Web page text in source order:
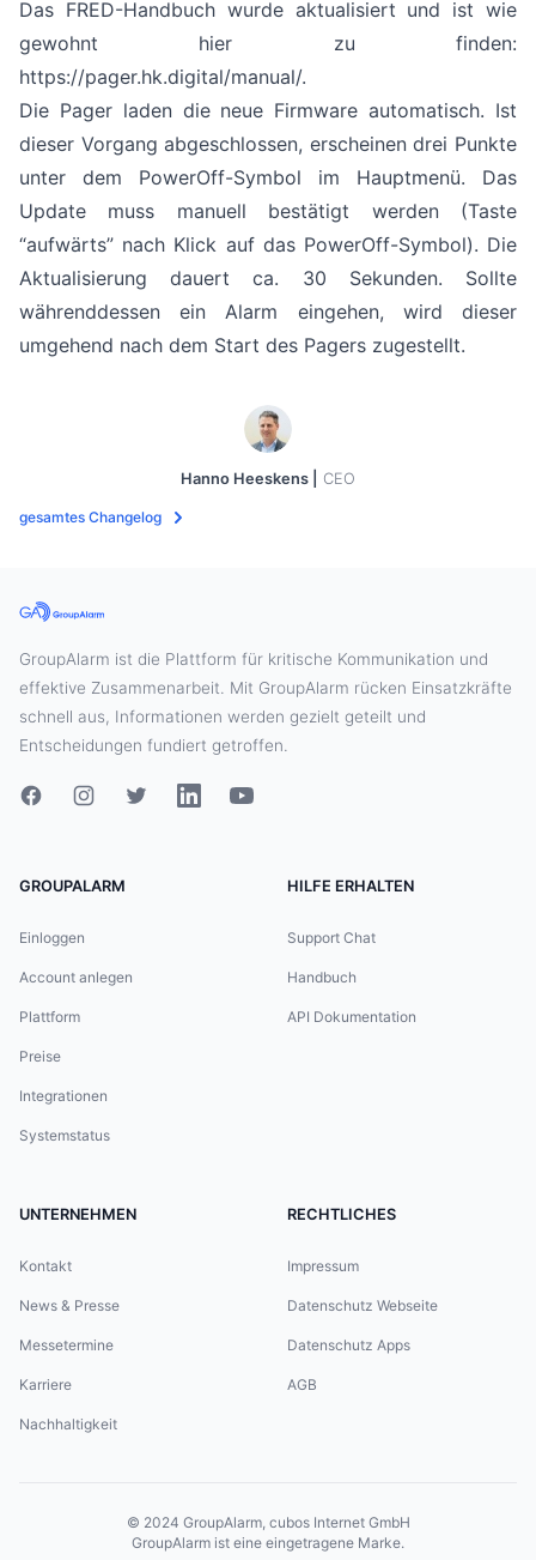
Das FRED-Handbuch wurde aktualisiert und ist wie
gewohnt hier zu finden:
https://pager.hk.digital/manual/.
Die Pager laden die neue Firmware automatisch. Ist
dieser Vorgang abgeschlossen, erscheinen drei Punkte
unter dem PowerOff-Symbol im Hauptmenü. Das
Update muss manuell bestätigt werden (Taste
“aufwärts” nach Klick auf das PowerOff-Symbol). Die
Aktualisierung dauert ca. 30 Sekunden. Sollte
währenddessen ein Alarm eingehen, wird dieser
umgehend nach dem Start des Pagers zugestellt.
Hanno Heeskens | CEO
gesamtes Changelog
GroupAlarm ist die Plattform für kritische Kommunikation und
effektive Zusammenarbeit. Mit GroupAlarm rücken Einsatzkräfte
schnell aus, Informationen werden gezielt geteilt und
Entscheidungen fundiert getroffen.
GROUPALARM
Einloggen
Account anlegen
Plattform
Preise
Integrationen
Systemstatus
HILFE ERHALTEN
Support Chat
Handbuch
API Dokumentation
UNTERNEHMEN
Kontakt
News & Presse
Messetermine
Karriere
Nachhaltigkeit
RECHTLICHES
Impressum
Datenschutz Webseite
Datenschutz Apps
AGB
© 2024 GroupAlarm, cubos Internet GmbH
GroupAlarm ist eine eingetragene Marke.